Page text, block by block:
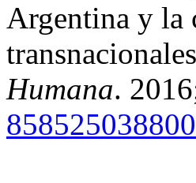
Argentina y la
Humana.